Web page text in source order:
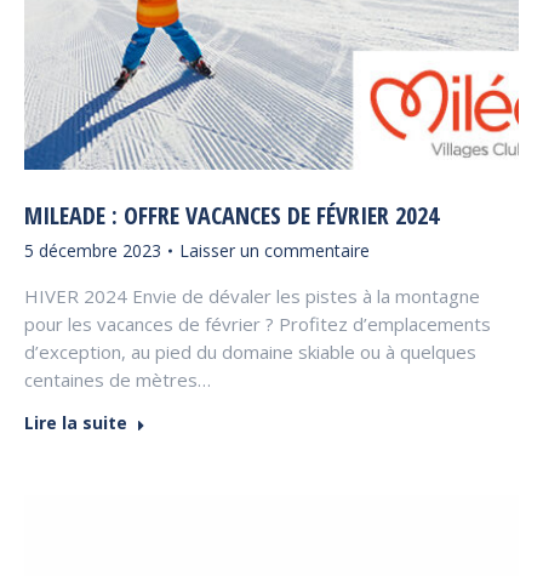
MILEADE : OFFRE VACANCES DE FÉVRIER 2024
5 décembre 2023 Laisser un commentaire
HIVER 2024 Envie de dévaler les pistes à la montagne
pour les vacances de février ? Profitez d’emplacements
d’exception, au pied du domaine skiable ou à quelques
centaines de mètres…
Lire la suite